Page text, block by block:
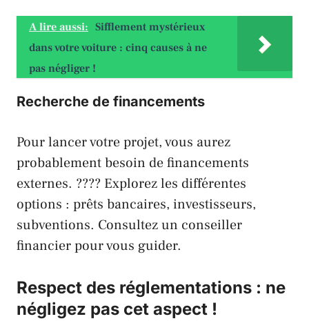
A lire aussi: Sifflement mystérieux
dans votre voiture : cinq causes à ne
pas négliger !
Recherche de financements
Pour lancer votre projet, vous aurez
probablement besoin de financements
externes. ???? Explorez les différentes
options : prêts bancaires, investisseurs,
subventions. Consultez un conseiller
financier pour vous guider.
Respect des réglementations : ne
négligez pas cet aspect !